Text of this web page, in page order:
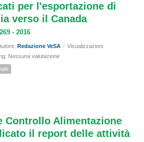
per l'esportazione di
verso il Canada
- 2016
Redazione VeSA / Visualizzazioni
Nessuna valutazione
Controllo Alimentazione
il report delle attività